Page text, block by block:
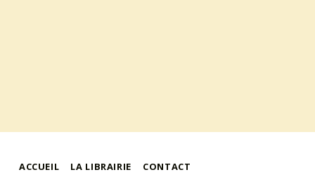
ACCUEIL LA LIBRAIRIE CONTACT